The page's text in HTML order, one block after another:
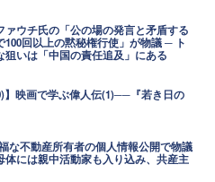
ァウチ氏の「公の場の発言と矛盾する
100回以上の黙秘権行使」が物議 ─ ト
狙いは「中国の責任追及」にある
】映画で学ぶ偉人伝(1)──『若き日の
な不動産所有者の個人情報公開で物議
には親中活動家も入り込み、共産主